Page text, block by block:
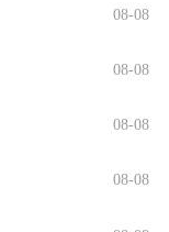
08-08
08-08
08-08
08-08